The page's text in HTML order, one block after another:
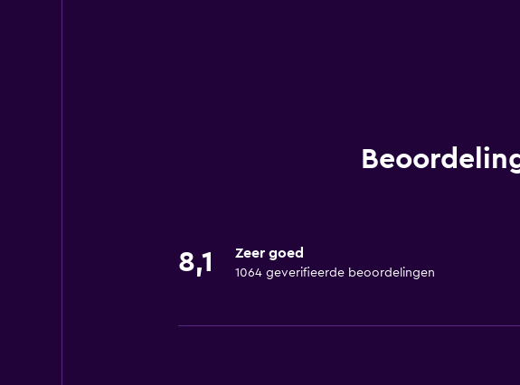
8,1 Zeer goed
1064 geverifieerde beoordelingen